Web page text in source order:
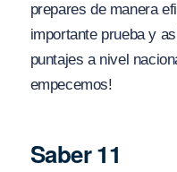
prepares de manera
importante prueba y
puntajes a nivel
empecemos!
Saber 11